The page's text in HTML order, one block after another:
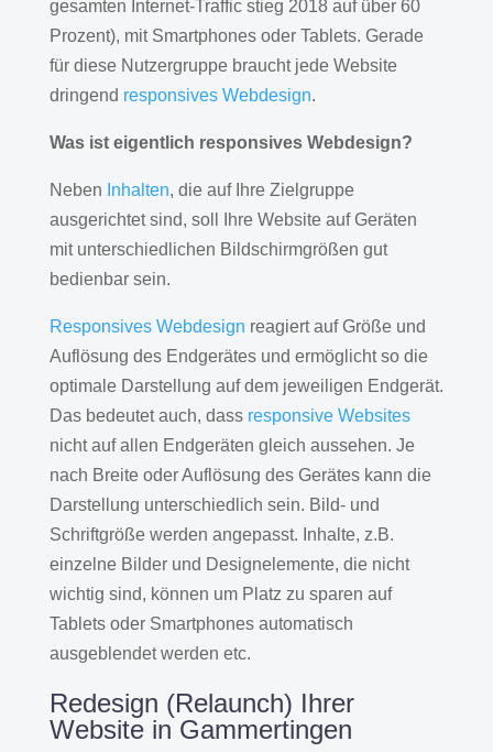
gesamten Internet-Traffic stieg 2018 auf über 60
Prozent), mit Smartphones oder Tablets. Gerade
für diese Nutzergruppe braucht jede Website
dringend responsives Webdesign.
Was ist eigentlich responsives Webdesign?
Neben Inhalten, die auf Ihre Zielgruppe
ausgerichtet sind, soll Ihre Website auf Geräten
mit unterschiedlichen Bildschirmgrößen gut
bedienbar sein.
Responsives Webdesign reagiert auf Größe und
Auflösung des Endgerätes und ermöglicht so die
optimale Darstellung auf dem jeweiligen Endgerät.
Das bedeutet auch, dass responsive Websites
nicht auf allen Endgeräten gleich aussehen. Je
nach Breite oder Auflösung des Gerätes kann die
Darstellung unterschiedlich sein. Bild- und
Schriftgröße werden angepasst. Inhalte, z.B.
einzelne Bilder und Designelemente, die nicht
wichtig sind, können um Platz zu sparen auf
Tablets oder Smartphones automatisch
ausgeblendet werden etc.
Redesign (Relaunch) Ihrer
Website in Gammertingen